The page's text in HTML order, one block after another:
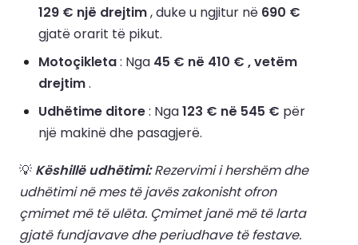
129 € një drejtim, duke u ngjitur në 690 €
gjatë orarit të pikut.
Motoçikleta: Nga 45 € në 410 € , vetëm
drejtim.
Udhëtime ditore: Nga123 € në 545 € për
një makinë dhe pasagjerë.
💡 Këshillë udhëtimi:Rezervimi i hershëm dhe
udhëtimi në mes të javës zakonisht ofron
çmimet më të ulëta. Çmimet janë më të larta
gjatë fundjavave dhe periudhave të festave.